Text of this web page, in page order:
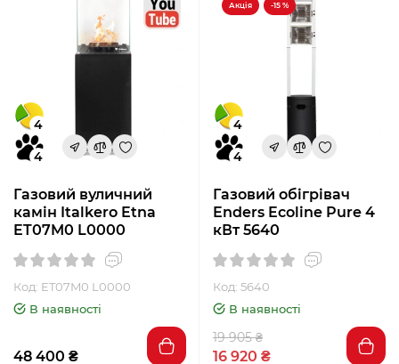
4
4
Газовий вуличний
камін Italkero Etna
ET07M0 L0000
Код: ET07M0 L0000
В наявності
48 400 ₴
4
4
Акція -15 %
Газовий обігрівач
Enders Ecoline Pure 4
кВт 5640
Код: 5640
В наявності
19 905 ₴
16 920 ₴